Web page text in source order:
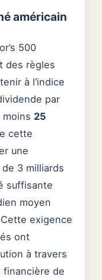
américain
500
des règles
à l’indice
par
25
cette
une
3 milliards
suffisante
moyen
exigence
ont
à travers
financière de